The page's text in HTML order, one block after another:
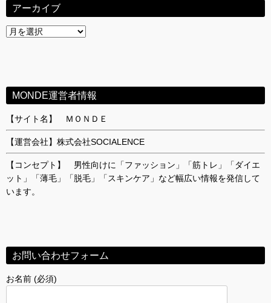
アーカイブ
ア
MONDE運営者情報
【サイト名】 ＭＯＮＤＥ
【運営会社】株式会社SOCIALENCE
【コンセプト】 男性向けに「ファッション」「筋トレ」「ダイエ
ット」「薄毛」「脱毛」「スキンケア」など幅広い情報を発信して
います。
お問い合わせフォーム
お名前 (必須)